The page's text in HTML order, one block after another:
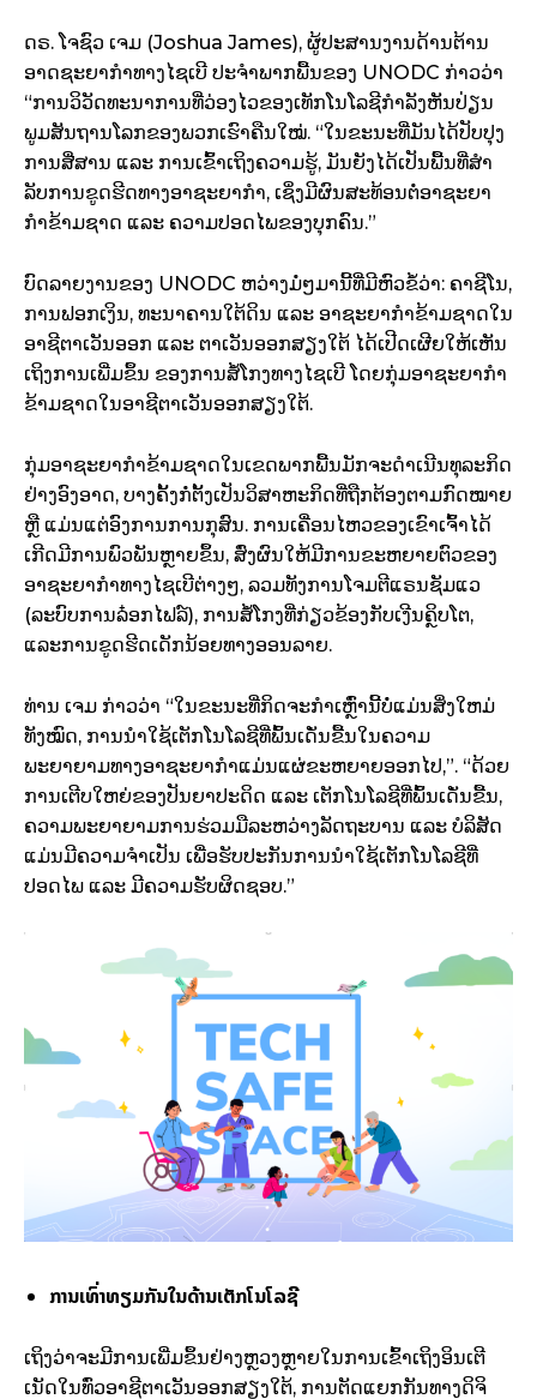
ດຣ. ໂຈຊົວ ເຈມ (Joshua James), ຜູ້ປະສານງານດ້ານຕ້ານ
ອາດຊະຍາກຳທາງໄຊເບີ ປະຈຳພາກພື້ນຂອງ UNODC ກ່າວວ່າ
“ການວິວັດທະນາການທີ່ວ່ອງໄວຂອງເທັກໂນໂລຊີກຳລັງຫັນປ່ຽນ
ພູມສັນຖານໂລກຂອງພວກເຮົາຄືນໃໝ່. “ໃນຂະນະທີ່ມັນໄດ້ປັບປຸງ
ການສື່ສານ ແລະ ການເຂົ້າເຖິງຄວາມຮູ້, ມັນຍັງໄດ້ເປັນພື້ນທີ່ສໍາ
ລັບການຂູດຮີດທາງອາຊະຍາກຳ, ເຊິ່ງມີຜົນສະທ້ອນຕໍ່ອາຊະຍາ
ກໍາຂ້າມຊາດ ແລະ ຄວາມປອດໄພຂອງບຸກຄົນ.”
ບົດລາຍງານຂອງ UNODC ຫວ່າງມໍ່ໆມານີ້ທີ່ມີຫົວຂໍ້ວ່າ: ຄາຊີໂນ,
ການຟອກເງິນ, ທະນາຄານໃຕ້ດິນ ແລະ ອາຊະຍາກຳຂ້າມຊາດໃນ
ອາຊີຕາເວັນອອກ ແລະ ຕາເວັນອອກສຽງໃຕ້ ໄດ້ເປີດເຜີຍໃຫ້ເຫັນ
ເຖິງການເພີ່ມຂຶ້ນ ຂອງການສໍ້ໂກງທາງໄຊເບີ ໂດຍກຸ່ມອາຊະຍາກຳ
ຂ້າມຊາດໃນອາຊີຕາເວັນອອກສຽງໃຕ້.
ກຸ່ມອາຊະຍາກຳຂ້າມຊາດໃນເຂດພາກພື້ນມັກຈະດຳເນີນທຸລະກິດ
ຢ່າງອົງອາດ, ບາງຄັ້ງກໍ່ຕັ້ງເປັນວິສາຫະກິດທີ່ຖືກຕ້ອງຕາມກົດໝາຍ
ຫຼື ແມ່ນແຕ່ອົງການການກຸສົນ. ການເຄື່ອນໄຫວຂອງເຂົາເຈົ້າໄດ້
ເກີດມີການພົວພັນຫຼາຍຂຶ້ນ, ສົ່ງຜົນໃຫ້ມີການຂະຫຍາຍຕົວຂອງ
ອາຊະຍາກໍາທາງໄຊເບີຕ່າງໆ, ລວມທັງການໂຈມຕີແຣນຊັມແວ
(ລະບົບການລ໋ອກໄຟລ໌), ການສໍ້ໂກງທີ່ກ່ຽວຂ້ອງກັບເງີນຄຼິບໂຕ,
ແລະການຂູດຮີດເດັກນ້ອຍທາງອອນລາຍ.
ທ່ານ ເຈມ ກ່າວວ່າ “ໃນຂະນະທີ່ກິດຈະກໍາເຫຼົ່ານີ້ບໍ່ແມ່ນສິ່ງໃຫມ່
ທັງໝົດ, ການນໍາໃຊ້ເຕັກໂນໂລຊີທີ່ພົ້ນເດັ່ນຂື້ນໃນຄວາມ
ພະຍາຍາມທາງອາຊະຍາກຳແມ່ນແຜ່ຂະຫຍາຍອອກໄປ,”. “ດ້ວຍ
ການເຕີບໃຫຍ່ຂອງປັນຍາປະດິດ ແລະ ເຕັກໂນໂລຊີທີ່ພົ້ນເດັ່ນຂື້ນ,
ຄວາມພະຍາຍາມການຮ່ວມມືລະຫວ່າງລັດຖະບານ ແລະ ບໍລິສັດ
ແມ່ນມີຄວາມຈໍາເປັນ ເພື່ອຮັບປະກັນການນໍາໃຊ້ເຕັກໂນໂລຊີທີ່
ປອດໄພ ແລະ ມີຄວາມຮັບຜິດຊອບ.”
ການເທົ່າທຽມກັນໃນດ້ານເຕັກໂນໂລຊີ
ເຖິງວ່າຈະມີການເພີ່ມຂຶ້ນຢ່າງຫຼວງຫຼາຍໃນການເຂົ້າເຖິງອິນເຕີ
ເນັດໃນທົ່ວອາຊີຕາເວັນອອກສຽງໃຕ້, ການຕັດແຍກກັນທາງດິຈິ